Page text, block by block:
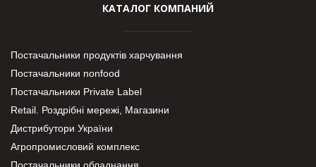
КАТАЛОГ КОМПАНИЙ
Постачальники продуктів харчування
Постачальники nonfood
Постачальники Private Label
Retail. Роздрібні мережі, Магазини
Дистрибутори України
Агропромисловий комплекс
Постачальники обладнання